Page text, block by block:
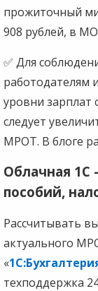
прожиточный
908 рублей, в
✅ Для
работодателям
уровни
следует
МРОТ. В блоге
Облачная 1С
пособий,
Рассчитывать
актуального
«
техподдержка